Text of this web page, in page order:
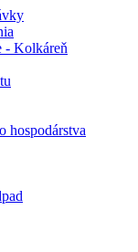
- Kolkáreň
hospodárstva